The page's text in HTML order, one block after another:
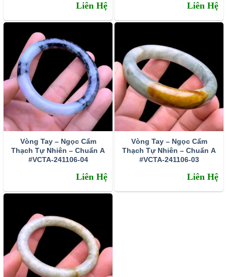
Liên Hệ Liên Hệ
Vòng Tay – Ngọc Cẩm
Thạch Tự Nhiên – Chuẩn A
#VCTA-241106-04
Liên Hệ
Vòng Tay – Ngọc Cẩm
Thạch Tự Nhiên – Chuẩn A
#VCTA-241106-03
Liên Hệ